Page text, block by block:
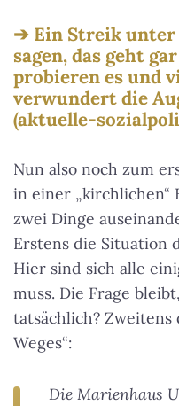
Ein Streik unter
sagen, das geht
probieren es und
verwundert die
(aktuelle-
Nun also noch zum
in einer „kirchlichen“
zwei Dinge
Erstens die Situation
Hier sind sich alle
muss. Die Frage bleibt,
tatsächlich?
Weges“:
Die Marienhaus